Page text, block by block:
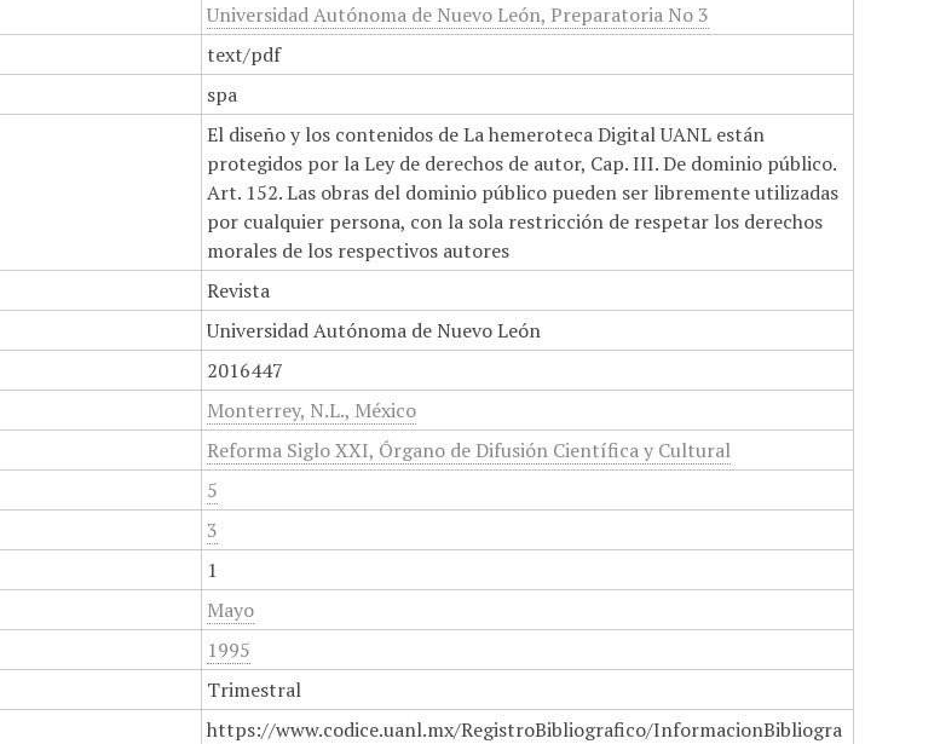
Universidad Autónoma de Nuevo León, Preparatoria No 3
text/pdf
spa
El diseño y los contenidos de La hemeroteca Digital UANL están
protegidos por la Ley de derechos de autor, Cap. III. De dominio público.
Art. 152. Las obras del dominio público pueden ser libremente utilizadas
por cualquier persona, con la sola restricción de respetar los derechos
morales de los respectivos autores
Revista
Universidad Autónoma de Nuevo León
2016447
Monterrey, N.L., México
Reforma Siglo XXI, Órgano de Difusión Científica y Cultural
5
3
1
Mayo
1995
Trimestral
https://www.codice.uanl.mx/RegistroBibliografico/InformacionBibliogra